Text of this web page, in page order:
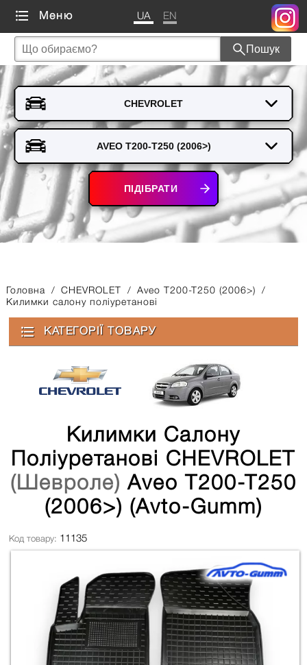
Меню UA EN
Пошук
ПІДІБРАТИ
Головна / CHEVROLET / Aveo T200-T250 (2006>) /
Килимки салону поліуретанові
КАТЕГОРІЇ ТОВАРУ
Килимки Салону
Поліуретанові CHEVROLET
(Шевроле) Aveo T200-T250
(2006>) (Avto-Gumm)
Код товару: 11135